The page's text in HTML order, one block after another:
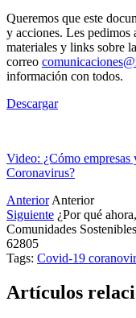
Queremos que este
y acciones. Les pedimos
materiales y links sobre
correo
información con todos.
Descargar
Video: ¿Cómo empresas
Coronavirus?
Anterior Anterior
Siguiente ¿Por qué
Comunidades
62805
Tags: Covid-19
Artículos